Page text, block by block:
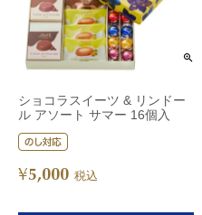
ショコラスイーツ & リンドー
ル アソート サマー 16個入
¥5,000 税込